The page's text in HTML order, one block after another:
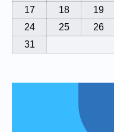
17
18 19
24
25 26
31